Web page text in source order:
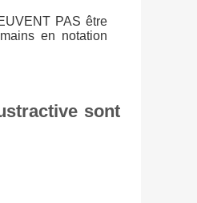
PAS être
en notation
sont